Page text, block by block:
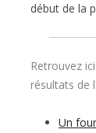
début de la
Retrouvez
résultats de
Un